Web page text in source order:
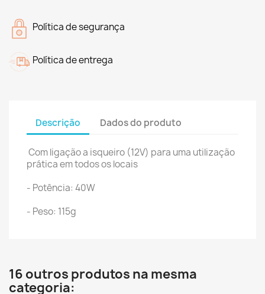
Política de segurança
Política de entrega
Descrição Dados do produto
Com ligação a isqueiro (12V) para uma utilização
prática em todos os locais
- Potência: 40W
- Peso: 115g
16 outros produtos na mesma
categoria: